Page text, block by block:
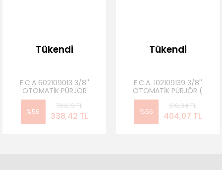
Tükendi
E.C.A 602109013 3/8''
OTOMATİK PÜRJÖR
(CEKVALFSİZ)
%56
769,13 TL
338,42 TL
Tükendi
E.C.A. 102109139 3/8''
OTOMATİK PÜRJÖR (
CEKVALFLİ)
%56
918,34 TL
404,07 TL